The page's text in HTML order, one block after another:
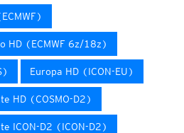
HD (ECMWF 6z/18z)
Europa HD (ICON-EU)
HD (COSMO-D2)
ICON-D2 (ICON-D2)